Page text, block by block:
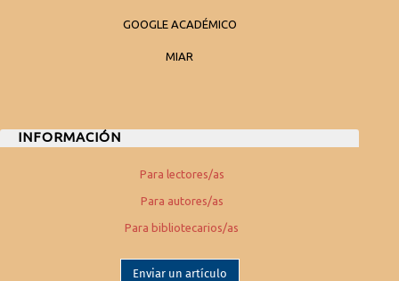
GOOGLE ACADÉMICO
MIAR
INFORMACIÓN
Para lectores/as
Para autores/as
Para bibliotecarios/as
Enviar un artículo